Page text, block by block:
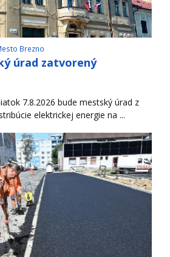
Brezno
úrad zatvorený
7.8.2026 bude mestský úrad z
elektrickej energie na ...